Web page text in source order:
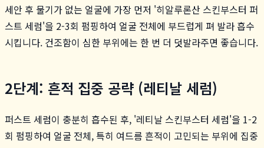
세안 후 물기가 없는 얼굴에 가장 먼저 '히알루론산 스킨부스터 퍼
스트 세럼'을 2-3회 펌핑하여 얼굴 전체에 부드럽게 펴 발라 흡수
시킵니다. 건조함이 심한 부위에는 한 번 더 덧발라주면 좋습니다.
2단계: 흔적 집중 공략 (레티날 세럼)
퍼스트 세럼이 충분히 흡수된 후, '레티날 스킨부스터 세럼'을 1-2
회 펌핑하여 얼굴 전체, 특히 여드름 흔적이 고민되는 부위에 집중